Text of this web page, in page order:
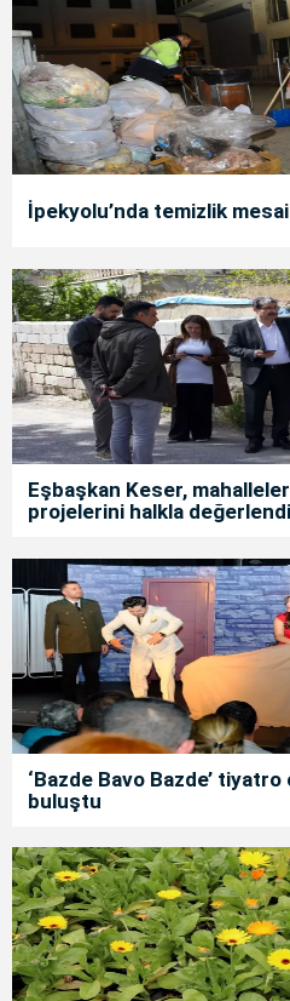
İpekyolu’nda temizlik
Eşbaşkan Keser,
projelerini halkla
‘Bazde Bavo Bazde’
buluştu